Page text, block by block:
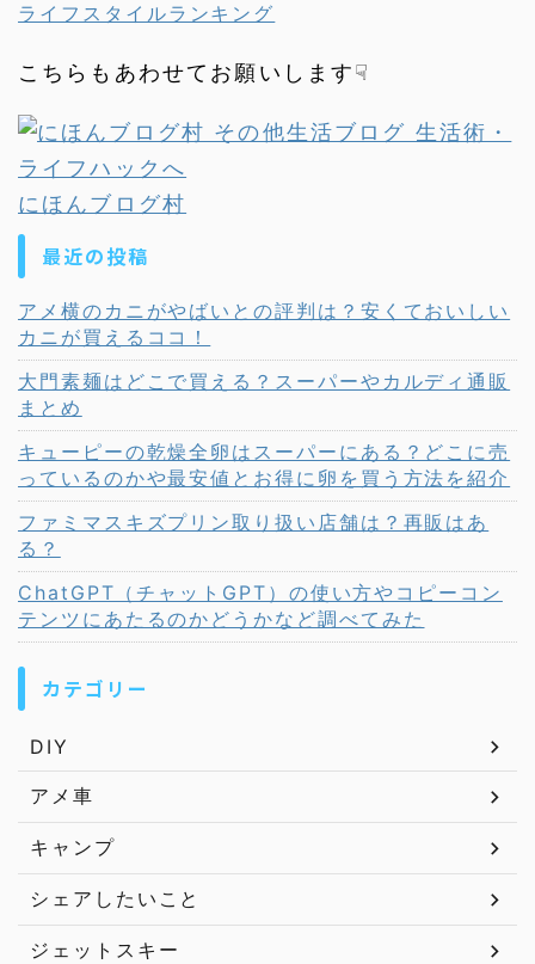
ライフスタイルランキング
こちらもあわせてお願いします☟
にほんブログ村
最近の投稿
アメ横のカニがやばいとの評判は？安くておいしい
カニが買えるココ！
大門素麺はどこで買える？スーパーやカルディ通販
まとめ
キューピーの乾燥全卵はスーパーにある？どこに売
っているのかや最安値とお得に卵を買う方法を紹介
ファミマスキズプリン取り扱い店舗は？再販はあ
る？
ChatGPT（チャットGPT）の使い方やコピーコン
テンツにあたるのかどうかなど調べてみた
カテゴリー
DIY
アメ車
キャンプ
シェアしたいこと
ジェットスキー